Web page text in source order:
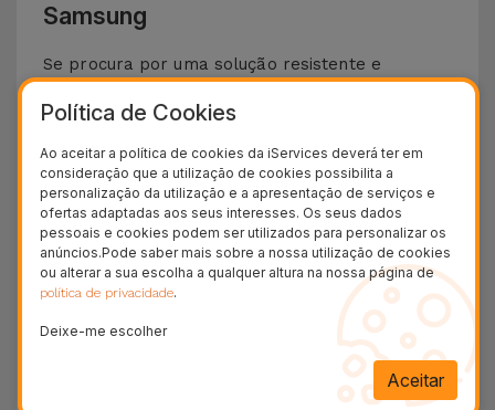
Samsung
Se procura por uma solução resistente e
Samsung , apresentamos a
Com um design minimalista e extremamente
funcional, esta capa oferecea melhor proteção
ao seu telemóvel a que se junta um toque suave
sem descurar o design icónico e funcionalidades
do seu telemóvel da Samsung.
Descubra as vantagens de uma Capa de
Política de Cookies
Ao aceitar a política de cookies da iServices deverá ter em
consideração que a utilização de cookies possibilita a
personalização da utilização e a apresentação de serviços e
ofertas adaptadas aos seus interesses. Os seus dados
pessoais e cookies podem ser utilizados para personalizar os
anúncios.Pode saber mais sobre a nossa utilização de cookies
ou alterar a sua escolha a qualquer altura na nossa página de
política de privacidade.
Deixe-me escolher
Aceitar